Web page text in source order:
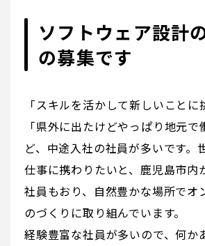
ソフトウェア設計
の募集です
「スキルを活かして新しいことに
「県外に出たけどやっぱり地元で
ど、中途入社の社員が多いです。
仕事に携わりたいと、鹿児島市内
社員もおり、自然豊かな場所でオ
のづくりに取り組んでいます。
経験豊富な社員が多いので、何か